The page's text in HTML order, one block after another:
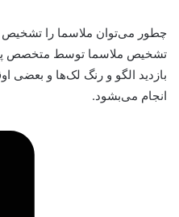
چطور می‌توان ملاسما را تشخیص
تشخیص ملاسما توسط متخصص
بازدید الگو و رنگ لک‌ها و بعضی
انجام می‌بشود.